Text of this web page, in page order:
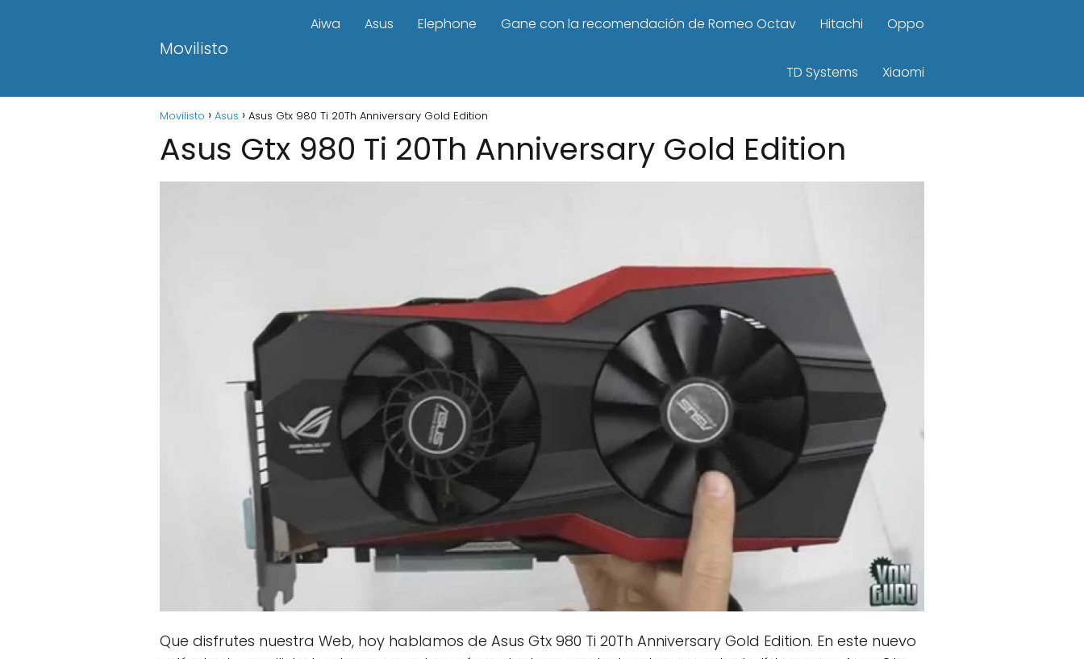
Movilisto
Aiwa Asus Elephone Gane con la recomendación de Romeo Octav Hitachi Oppo
TD Systems Xiaomi
Movilisto Asus Asus Gtx 980 Ti 20Th Anniversary Gold Edition
Asus Gtx 980 Ti 20Th Anniversary Gold Edition
Que disfrutes nuestra Web, hoy hablamos de Asus Gtx 980 Ti 20Th Anniversary Gold Edition. En este nuevo